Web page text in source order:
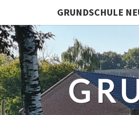
GRUNDSCHULE